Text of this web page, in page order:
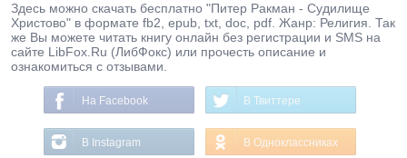
Здесь можно скачать бесплатно "Питер Ракман - Судилище
Христово" в формате fb2, epub, txt, doc, pdf. Жанр: Религия. Так
же Вы можете читать книгу онлайн без регистрации и SMS на
сайте LibFox.Ru (ЛибФокс) или прочесть описание и
ознакомиться с отзывами.
На Facebook В Твиттере
В Instagram В Одноклассниках